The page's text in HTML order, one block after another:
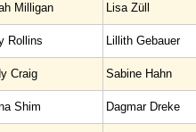
Milligan Lisa Züll
Rollins Lillith Gebauer
Craig Sabine Hahn
Shim Dagmar Dreke